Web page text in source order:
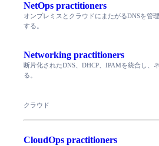
NetOps practitioners
オンプレミスとクラウドにまたがるDNSを管
する。
Networking practitioners
断片化されたDNS、DHCP、IPAMを統合し、
る。
クラウド
CloudOps practitioners